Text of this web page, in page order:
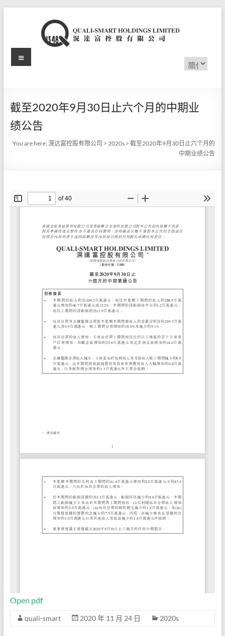
滉
富
控
股
公
选
择
Menu
截至2020年9月30日止六个月的中期业
绩公告
You are here:滉达富控股有限公司 >2020s >截至2020年9月30日止六个月的
中期业绩公告
Open pdf
quali-smart 2020 年 11 月 24 日 2020s